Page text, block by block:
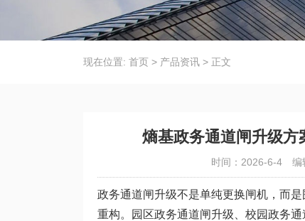
现在位置: 首页 > 产品资讯 > 正文
熵基政务通道闸升级方
时间：2026-6-4 编
政务通道闸升级不是单纯更换闸机，而
重构。园区政务通道闸升级、校园政务